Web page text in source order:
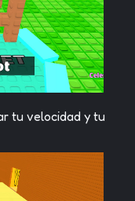
tu velocidad y tu